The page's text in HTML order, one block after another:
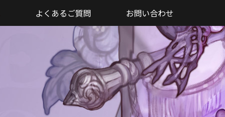
よくあるご質問 お問い合わせ